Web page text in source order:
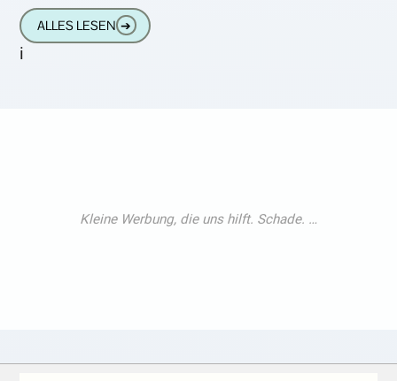
Hörgeräteläden oft dummies im
Schaufenster haben. Kann
ALLES LESEN ➔
i